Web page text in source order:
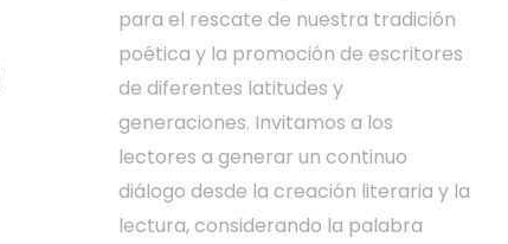
para el rescate de nuestra tradición
poética y la promoción de escritores
de diferentes latitudes y
generaciones. Invitamos a los
lectores a generar un continuo
diálogo desde la creación literaria y la
lectura, considerando la palabra